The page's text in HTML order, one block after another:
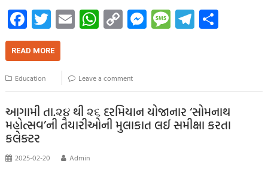
Fa
ce
b
o
o
k
T
wi
tt
er
E
m
W
h
s
A
p
p
C
o
y
Li
nk
M
es
g
er
M
es
e
Te
le
m
READ MORE
Education Leave a comment
આગામી તા.૨૪ થી ૨૬ દરમિયાન યોજાનાર ‘સોમનાથ
મહોત્સવ’ની તૈયારીઓની મુલાકાત લઈ સમીક્ષા કરતા
કલેક્ટર
2025-02-20 Admin